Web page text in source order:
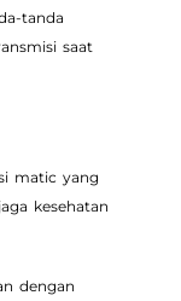
tanda
saat
matic yang
kesehatan
dengan